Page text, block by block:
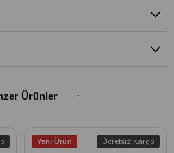
Ürünler
Yeni Ürün Ücretsiz Kargo